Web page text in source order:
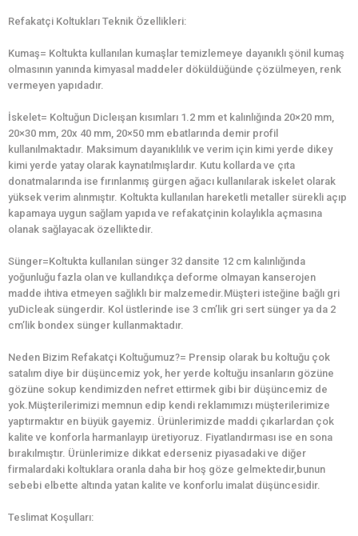
Refakatçi Koltukları Teknik Özellikleri:
Kumaş= Koltukta kullanılan kumaşlar temizlemeye dayanıklı şönil kumaş
olmasının yanında kimyasal maddeler döküldüğünde çözülmeyen, renk
vermeyen yapıdadır.
İskelet= Koltuğun Dicleışan kısımları 1.2 mm et kalınlığında 20×20 mm,
20×30 mm, 20x 40 mm, 20×50 mm ebatlarında demir profil
kullanılmaktadır. Maksimum dayanıklılık ve verim için kimi yerde dikey
kimi yerde yatay olarak kaynatılmışlardır. Kutu kollarda ve çıta
donatmalarında ise fırınlanmış gürgen ağacı kullanılarak iskelet olarak
yüksek verim alınmıştır. Koltukta kullanılan hareketli metaller sürekli açıp
kapamaya uygun sağlam yapıda ve refakatçinin kolaylıkla açmasına
olanak sağlayacak özelliktedir.
Sünger=Koltukta kullanılan sünger 32 dansite 12 cm kalınlığında
yoğunluğu fazla olan ve kullandıkça deforme olmayan kanserojen
madde ihtiva etmeyen sağlıklı bir malzemedir.Müşteri isteğine bağlı gri
yuDicleak süngerdir. Kol üstlerinde ise 3 cm’lik gri sert sünger ya da 2
cm’lik bondex sünger kullanmaktadır.
Neden Bizim Refakatçi Koltuğumuz?= Prensip olarak bu koltuğu çok
satalım diye bir düşüncemiz yok, her yerde koltuğu insanların gözüne
gözüne sokup kendimizden nefret ettirmek gibi bir düşüncemiz de
yok.Müşterilerimizi memnun edip kendi reklamımızı müşterilerimize
yaptırmaktır en büyük gayemiz. Ürünlerimizde maddi çıkarlardan çok
kalite ve konforla harmanlayıp üretiyoruz. Fiyatlandırması ise en sona
bırakılmıştır. Ürünlerimize dikkat ederseniz piyasadaki ve diğer
firmalardaki koltuklara oranla daha bir hoş göze gelmektedir,bunun
sebebi elbette altında yatan kalite ve konforlu imalat düşüncesidir.
Teslimat Koşulları: